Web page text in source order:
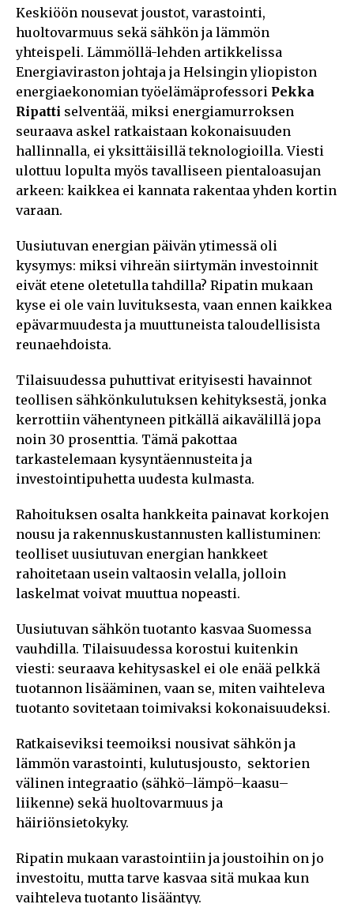
Keskiöön nousevat joustot, varastointi,
huoltovarmuus sekä sähkön ja lämmön
yhteispeli. Lämmöllä-lehden artikkelissa
Energiaviraston johtaja ja Helsingin yliopiston
energiaekonomian työelämäprofessori Pekka
Ripatti selventää, miksi energiamurroksen
seuraava askel ratkaistaan kokonaisuuden
hallinnalla, ei yksittäisillä teknologioilla. Viesti
ulottuu lopulta myös tavalliseen pientaloasujan
arkeen: kaikkea ei kannata rakentaa yhden kortin
varaan.
Uusiutuvan energian päivän ytimessä oli
kysymys: miksi vihreän siirtymän investoinnit
eivät etene oletetulla tahdilla? Ripatin mukaan
kyse ei ole vain luvituksesta, vaan ennen kaikkea
epävarmuudesta ja muuttuneista taloudellisista
reunaehdoista.
Tilaisuudessa puhuttivat erityisesti havainnot
teollisen sähkönkulutuksen kehityksestä, jonka
kerrottiin vähentyneen pitkällä aikavälillä jopa
noin 30 prosenttia. Tämä pakottaa
tarkastelemaan kysyntäennusteita ja
investointipuhetta uudesta kulmasta.
Rahoituksen osalta hankkeita painavat korkojen
nousu ja rakennuskustannusten kallistuminen:
teolliset uusiutuvan energian hankkeet
rahoitetaan usein valtaosin velalla, jolloin
laskelmat voivat muuttua nopeasti.
Uusiutuvan sähkön tuotanto kasvaa Suomessa
vauhdilla. Tilaisuudessa korostui kuitenkin
viesti: seuraava kehitysaskel ei ole enää pelkkä
tuotannon lisääminen, vaan se, miten vaihteleva
tuotanto sovitetaan toimivaksi kokonaisuudeksi.
Ratkaiseviksi teemoiksi nousivat sähkön ja
lämmön varastointi, kulutusjousto, sektorien
välinen integraatio (sähkö–lämpö–kaasu–
liikenne) sekä huoltovarmuus ja
häiriönsietokyky.
Ripatin mukaan varastointiin ja joustoihin on jo
investoitu, mutta tarve kasvaa sitä mukaa kun
vaihteleva tuotanto lisääntyy.